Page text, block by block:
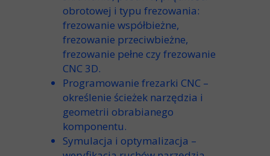
obrotowej i typu frezowania:
frezowanie współbieżne,
frezowanie przeciwbieżne,
frezowanie pełne czy frezowanie
CNC 3D.
Programowanie frezarki CNC –
określenie ścieżek narzędzia i
geometrii obrabianego
komponentu.
Symulacja i optymalizacja –